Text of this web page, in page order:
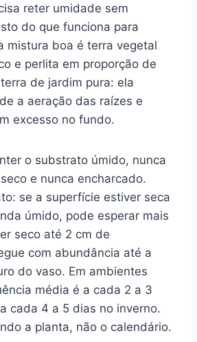
reter umidade sem
do que funciona para
mistura boa é terra vegetal
e perlita em proporção de
de jardim pura: ela
a aeração das raízes e
excesso no fundo.
o substrato úmido, nunca
e nunca encharcado.
se a superfície estiver seca
úmido, pode esperar mais
seco até 2 cm de
com abundância até a
do vaso. Em ambientes
média é a cada 2 a 3
cada 4 a 5 dias no inverno.
a planta, não o calendário.